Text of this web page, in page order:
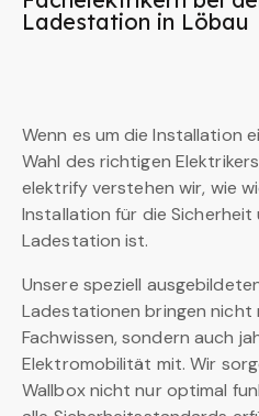
Ladestation in Löbau
Wenn es um die Installation
Wahl des richtigen
elektrify verstehen wir, wie
Installation für die Sicherheit
Ladestation ist.
Unsere speziell
Ladestationen bringen nicht
Fachwissen, sondern auch
Elektromobilität mit. Wir
Wallbox nicht nur optimal